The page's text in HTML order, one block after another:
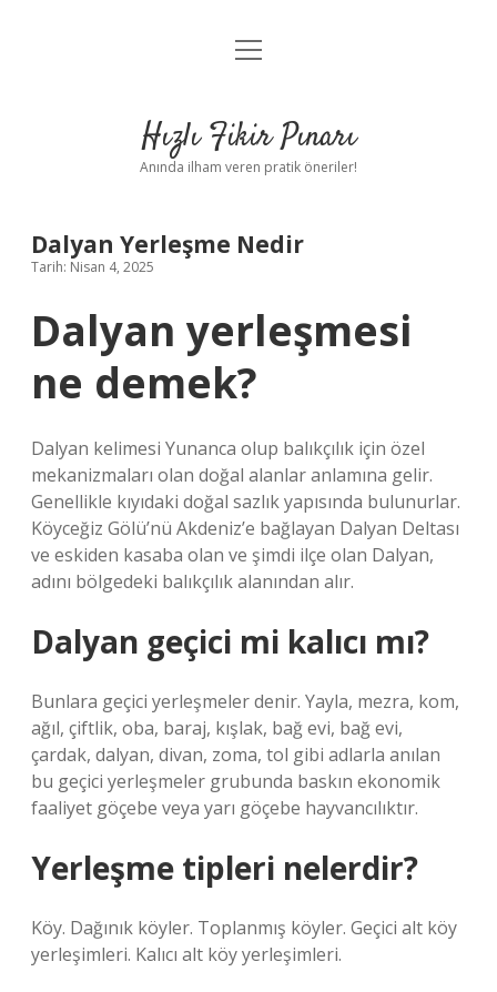
Anasayfa
Yasal Uyarı
menüyü
Hızlı Fikir Pınarı
Anında ilham veren pratik öneriler!
Dalyan Yerleşme Nedir
Tarih: Nisan 4, 2025
Dalyan yerleşmesi
ne demek?
Dalyan kelimesi Yunanca olup balıkçılık için özel
mekanizmaları olan doğal alanlar anlamına gelir.
Genellikle kıyıdaki doğal sazlık yapısında bulunurlar.
Köyceğiz Gölü’nü Akdeniz’e bağlayan Dalyan Deltası
ve eskiden kasaba olan ve şimdi ilçe olan Dalyan,
adını bölgedeki balıkçılık alanından alır.
Dalyan geçici mi kalıcı mı?
Bunlara geçici yerleşmeler denir. Yayla, mezra, kom,
ağıl, çiftlik, oba, baraj, kışlak, bağ evi, bağ evi,
çardak, dalyan, divan, zoma, tol gibi adlarla anılan
bu geçici yerleşmeler grubunda baskın ekonomik
faaliyet göçebe veya yarı göçebe hayvancılıktır.
Yerleşme tipleri nelerdir?
Köy. Dağınık köyler. Toplanmış köyler. Geçici alt köy
yerleşimleri. Kalıcı alt köy yerleşimleri.